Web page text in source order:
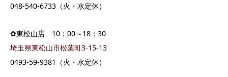
048-540-6733（火・水定休）
✿東松山店 10：00～18：30
埼玉県東松山市松葉町3-15-13
0493-59-9381（火・水定休）